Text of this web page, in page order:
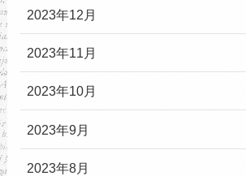
2023年12月
2023年11月
2023年10月
2023年9月
2023年8月